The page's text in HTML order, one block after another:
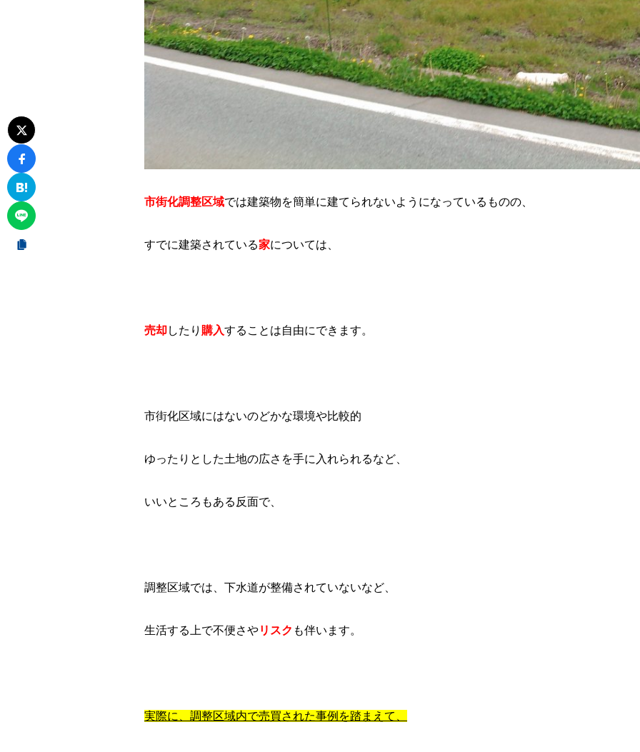
市街化調整区域では建築物を簡単に建てられないようになっているものの、
すでに建築されている家については、
売却したり 購入することは自由にできます。
市街化区域にはないのどかな環境や比較的
ゆったりとした土地の広さを手に入れられるなど、
いいところもある反面で、
調整区域では、下水道が整備されていないなど、
生活する上で不便さやリスク も伴います。
実際に、調整区域内で売買された事例を踏まえて、